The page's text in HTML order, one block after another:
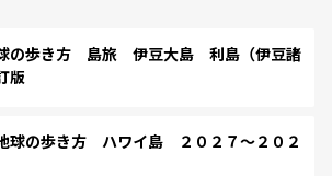
の歩き方 島旅 伊豆大島 利島（伊豆諸
版
球の歩き方 ハワイ島 ２０２７～２０２